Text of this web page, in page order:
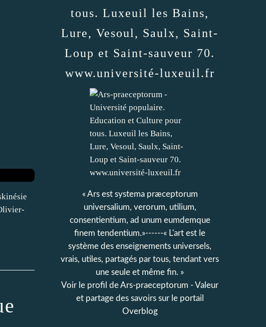
tous. Luxeuil les Bains,
Lure, Vesoul, Saulx, Saint-
Loup et Saint-sauveur 70.
www.université-luxeuil.fr
« Ars est systema præceptorum
universalium, verorum, utilium,
consentientium, ad unum eumdemque
finem tendentium.»------« L'art est le
système des enseignements universels,
vrais, utiles, partagés par tous, tendant vers
une seule et même fin. »
Voir le profil deArs-praeceptorum - Valeur
et partage des savoirssur le portail
Overblog